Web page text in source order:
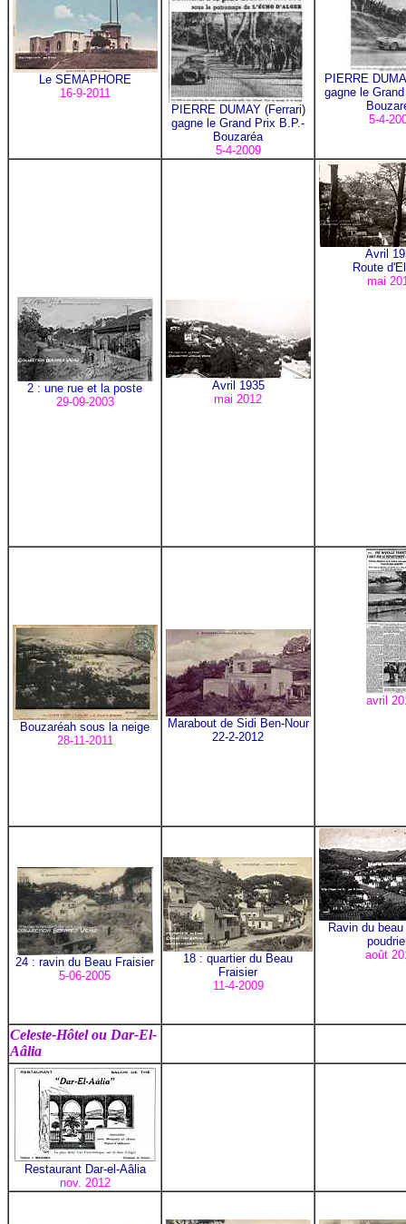
Le SEMAPHORE
16-9-2011
PIERRE DUMAY (Ferrari)
gagne le Grand Prix B.P.-
Bouzaréa
5-4-2009
PIERRE
gagne le
5-4-
2 : une rue et la poste
29-09-2003
Avril 1935
mai 2012
Avril
Route
mai
Bouzaréah sous la neige
28-11-2011
Marabout de Sidi Ben-Nour
22-2-2012
avril
24 : ravin du Beau Fraisier
5-06-2005
18 : quartier du Beau
Fraisier
11-4-2009
Ravin du
août
Celeste-Hôtel ou Dar-El-
Aâlia
Restaurant Dar-el-Aâlia
nov. 2012